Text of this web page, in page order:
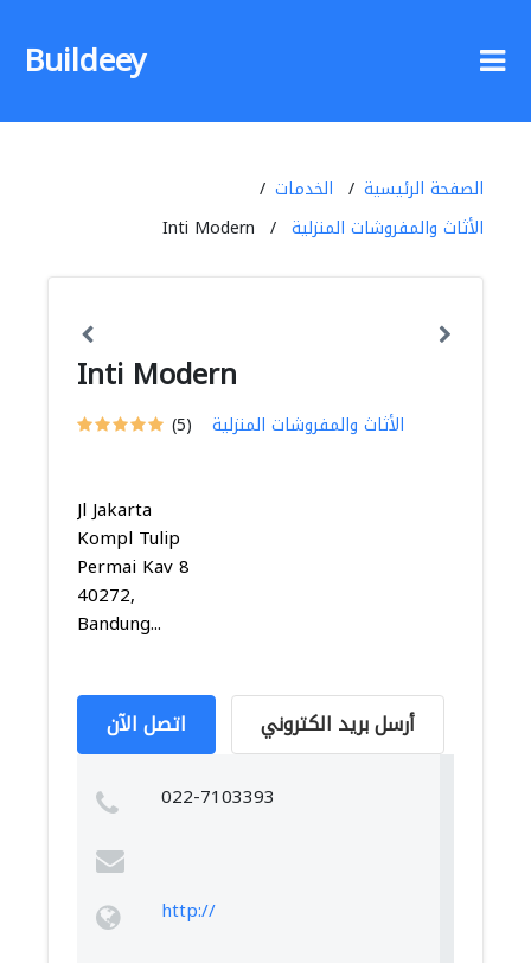
Buildeey
الصفحة الرئيسية
الخدمات
الأثاث والمفروشات المنزلية
Inti Modern
Inti Modern
(5) الأثاث والمفروشات المنزلية
Jl Jakarta
Kompl Tulip
Permai Kav 8
40272,
Bandung...
اتصل الآن أرسل بريد الكتروني
022-7103393
http://